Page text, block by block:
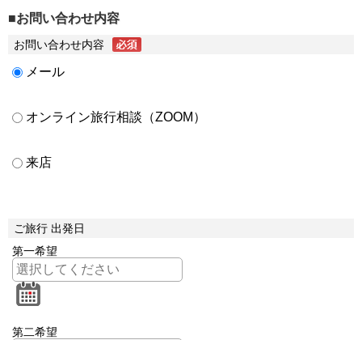
■お問い合わせ内容
お問い合わせ内容
メール
オンライン旅行相談（ZOOM）
来店
ご旅行 出発日
第一希望
第二希望